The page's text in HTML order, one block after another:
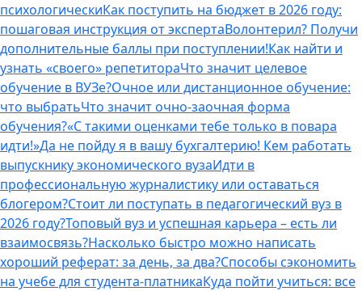
психологическиКак поступить на бюджет в 2026 году:
пошаговая инструкция от экспертаВолонтерил? Получи
дополнительные баллы при поступлении!Как найти и
узнать «своего» репетитораЧто значит целевое
обучение в ВУЗе?Очное или дистанционное обучение:
что выбратьЧто значит очно-заочная форма
обучения?«С такими оценками тебе только в повара
идти!»Да не пойду я в вашу бухгалтерию! Кем работать
выпускнику экономического вузаИдти в
профессиональную журналистику или оставаться
блогером?Стоит ли поступать в педагогический вуз в
2026 году?Топовый вуз и успешная карьера – есть ли
взаимосвязь?Насколько быстро можно написать
хороший реферат: за день, за два?Способы сэкономить
на учебе для студента-платникаКуда пойти учиться: все